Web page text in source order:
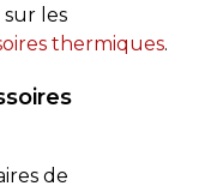
les
thermiques.
de